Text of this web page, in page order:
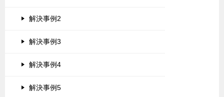
解決事例2
解決事例3
解決事例4
解決事例5